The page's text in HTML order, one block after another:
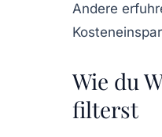
Andere
Wie du
filterst